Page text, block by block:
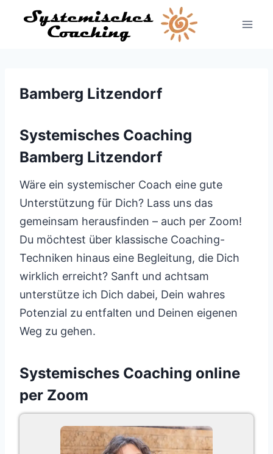
Inhalt
Bamberg Litzendorf
Systemisches Coaching
Bamberg Litzendorf
Wäre ein systemischer Coach eine gute
Unterstützung für Dich? Lass uns das
gemeinsam herausfinden – auch per Zoom!
Du möchtest über klassische Coaching-
Techniken hinaus eine Begleitung, die Dich
wirklich erreicht? Sanft und achtsam
unterstütze ich Dich dabei, Dein wahres
Potenzial zu entfalten und Deinen eigenen
Weg zu gehen.
Systemisches Coaching online
per Zoom